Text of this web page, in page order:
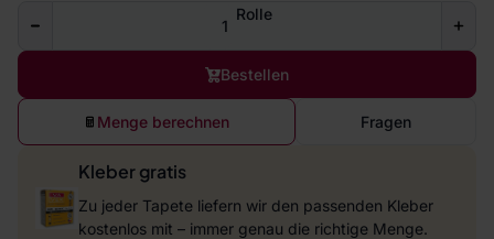
Rolle
Bestellen
Menge berechnen Fragen
Kleber gratis
Zu jeder Tapete liefern wir den passenden Kleber
kostenlos mit – immer genau die richtige Menge.